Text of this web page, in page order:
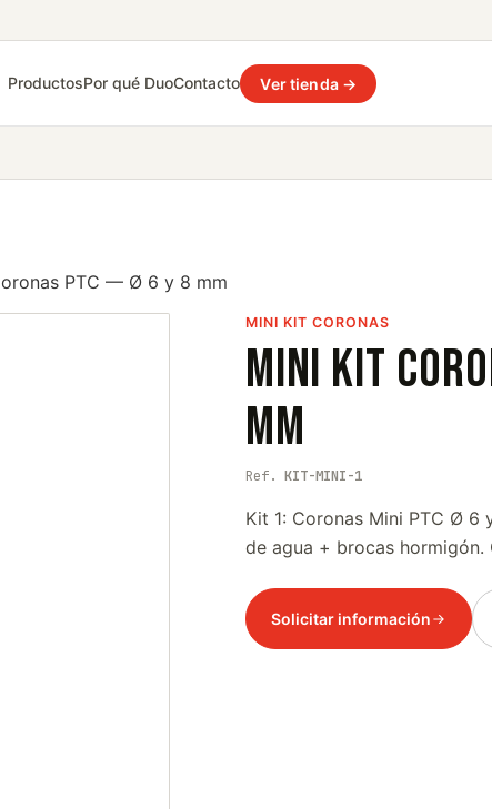
ProductosPor qué DuoContacto Ver tienda →
PTC — Ø 6 y 8 mm
MINI KIT CORONAS
Mini Kit
mm
Ref. KIT-MINI-1
Kit 1: Coronas Mini PTC Ø 6
de agua + brocas hormigón.
Solicitar información